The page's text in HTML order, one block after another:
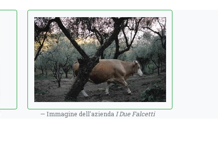
Immagine dell'azienda I Due Falcetti